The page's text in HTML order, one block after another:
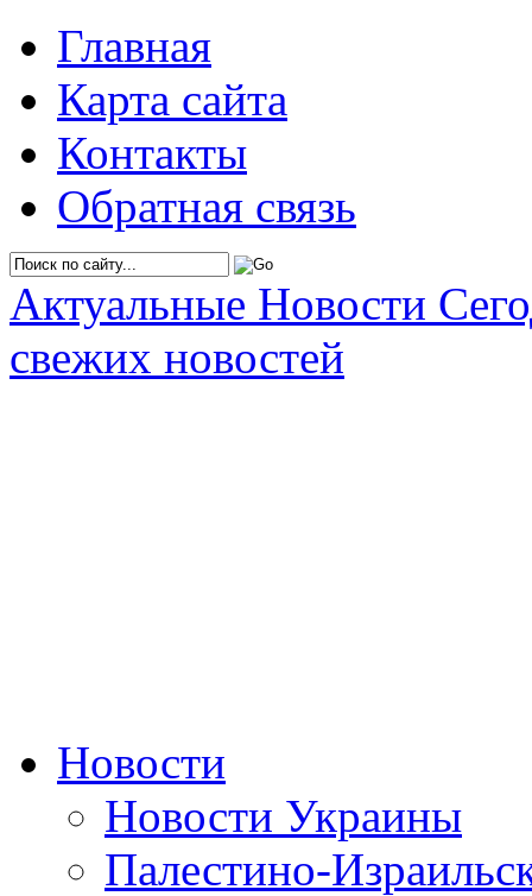
Главная
Карта сайта
Контакты
Обратная связь
Актуальные Новости
свежих новостей
Новости
Новости Украины
Палестино-